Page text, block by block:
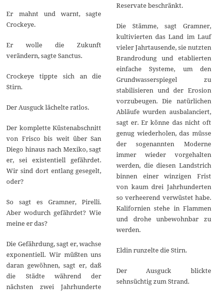
Er mahnt und warnt, sagte
Crockeye.
Er wolle die Zukunft
verändern, sagte Sanctus.
Crockeye tippte sich an die
Stirn.
Der Ausguck lächelte ratlos.
Der komplette Küstenabschnitt
von Frisco bis weit über San
Diego hinaus nach Mexiko, sagt
er, sei existentiell gefährdet.
Wir sind dort entlang gesegelt,
oder?
So sagt es Gramner, Pirelli.
Aber wodurch gefährdet? Wie
meine er das?
Die Gefährdung, sagt er, wachse
exponentiell. Wir müßten uns
daran gewöhnen, sagt er, daß
die Städte während der
nächsten zwei Jahrhunderte
Reservate beschränkt.
Die Stämme, sagt Gramner,
kultivierten das Land im Lauf
vieler Jahrtausende, sie nutzten
Brandrodung und etablierten
einfache Systeme, um den
Grundwasserspiegel zu
stabilisieren und der Erosion
vorzubeugen. Die natürlichen
Abläufe wurden ausbalanciert,
sagt er. Er könne das nicht oft
genug wiederholen, das müsse
der sogenannten Moderne
immer wieder vorgehalten
werden, die diesen Landstrich
binnen einer winzigen Frist
von kaum drei Jahrhunderten
so verheerend verwüstet habe.
Kalifornien stehe in Flammen
und drohe unbewohnbar zu
werden.
Eldin runzelte die Stirn.
Der Ausguck blickte
sehnsüchtig zum Strand.